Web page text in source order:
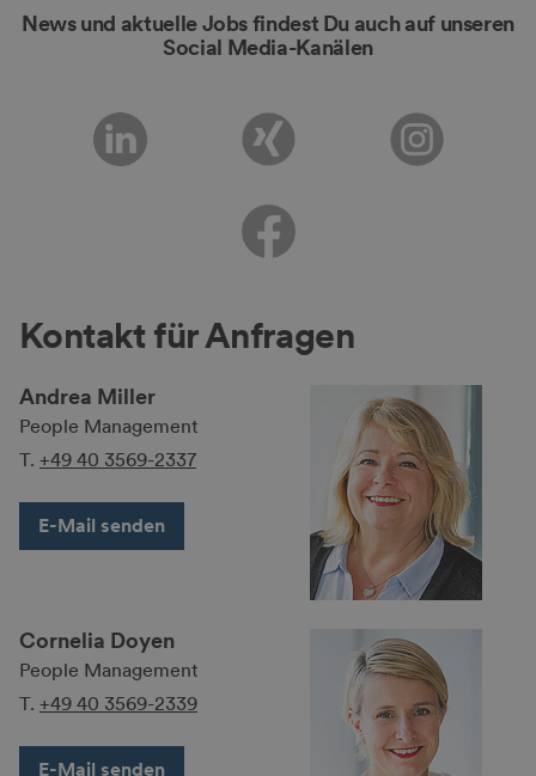
News und aktuelle Jobs findest Du auch auf unseren
Social Media-Kanälen
Kontakt für Anfragen
Andrea Miller
People Management
T. +49 40 3569-2337
E-Mail senden
Cornelia Doyen
People Management
T. +49 40 3569-2339
E-Mail senden